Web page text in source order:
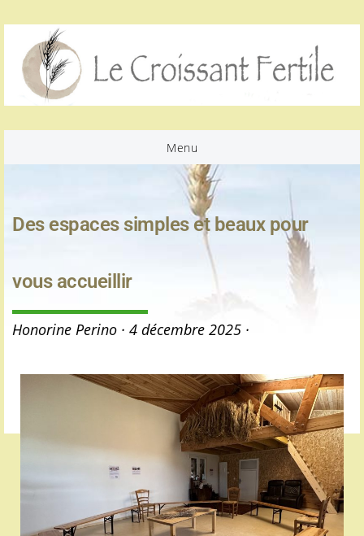
navigation
principale
contenu
principal
pied
page
Menu
Des espaces simples et beaux pour
vous accueillir
Honorine Perino · 4 décembre 2025 ·